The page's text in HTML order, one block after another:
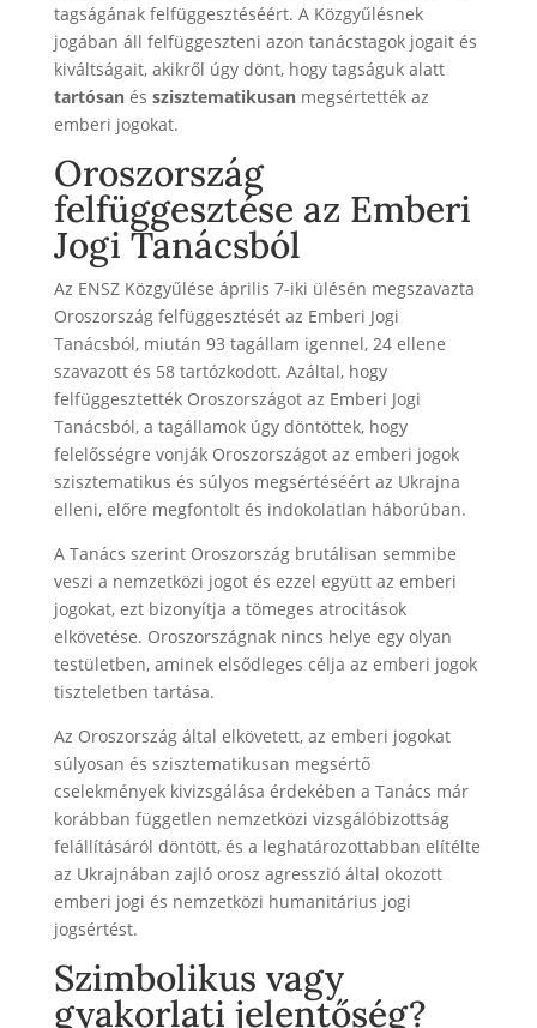
tagságának felfüggesztéséért. A Közgyűlésnek
jogában áll felfüggeszteni azon tanácstagok jogait és
kiváltságait, akikről úgy dönt, hogy tagságuk alatt
tartósan és szisztematikusan megsértették az
emberi jogokat.
Oroszország
felfüggesztése az Emberi
Jogi Tanácsból
Az ENSZ Közgyűlése április 7-iki ülésén megszavazta
Oroszország felfüggesztését az Emberi Jogi
Tanácsból, miután 93 tagállam igennel, 24 ellene
szavazott és 58 tartózkodott. Azáltal, hogy
felfüggesztették Oroszországot az Emberi Jogi
Tanácsból, a tagállamok úgy döntöttek, hogy
felelősségre vonják Oroszországot az emberi jogok
szisztematikus és súlyos megsértéséért az Ukrajna
elleni, előre megfontolt és indokolatlan háborúban.
A Tanács szerint Oroszország brutálisan semmibe
veszi a nemzetközi jogot és ezzel együtt az emberi
jogokat, ezt bizonyítja a tömeges atrocitások
elkövetése. Oroszországnak nincs helye egy olyan
testületben, aminek elsődleges célja az emberi jogok
tiszteletben tartása.
Az Oroszország által elkövetett, az emberi jogokat
súlyosan és szisztematikusan megsértő
cselekmények kivizsgálása érdekében a Tanács már
korábban független nemzetközi vizsgálóbizottság
felállításáról döntött, és a leghatározottabban elítélte
az Ukrajnában zajló orosz agresszió által okozott
emberi jogi és nemzetközi humanitárius jogi
jogsértést.
Szimbolikus vagy
gyakorlati jelentőség?